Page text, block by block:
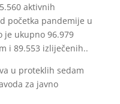
aktivnih
početka pandemije u
je ukupno 96.979
i 89.553 izliječenih..
u proteklih sedam
za javno